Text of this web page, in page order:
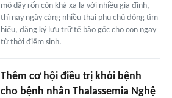
mô dây rốn còn khá xa lạ với nhiều gia đình,
thì nay ngày càng nhiều thai phụ chủ động tìm
hiểu, đăng ký lưu trữ tế bào gốc cho con ngay
từ thời điểm sinh.
Thêm cơ hội điều trị khỏi bệnh
cho bệnh nhân Thalassemia Nghệ